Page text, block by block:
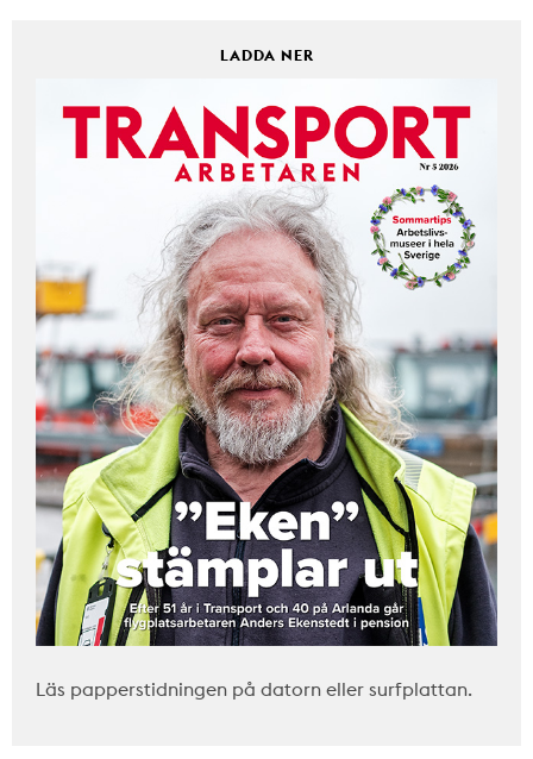
LADDA NER
Läs papperstidningen på datorn eller surfplattan.